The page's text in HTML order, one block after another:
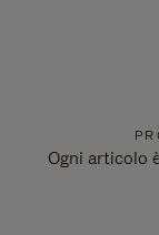
Ogni articolo